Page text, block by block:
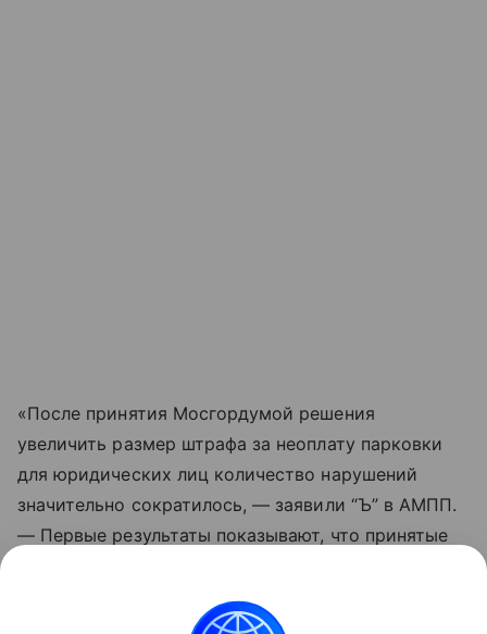
«После принятия Мосгордумой решения
увеличить размер штрафа за неоплату парковки
для юридических лиц количество нарушений
значительно сократилось, — заявили “Ъ” в АМПП.
— Первые результаты показывают, что принятые
лица, водители организаций и корпоративных
автомобилей стали более ответственными